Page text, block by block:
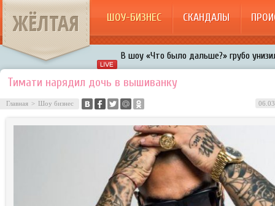
ЖЁЛТАЯ ШОУ-БИЗНЕС СКАНДАЛЫ
В шоу «Что было дальше?» грубо
«Мужик на 200%»: Тарзан признался,
воровками
Расстались Энрике Иглесиас и Анна
Тимати нарядил дочь в вышиванку
Главная > Шоу бизнес